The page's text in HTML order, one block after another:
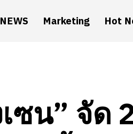
NEWS Marketing Hot
ซน” จัด